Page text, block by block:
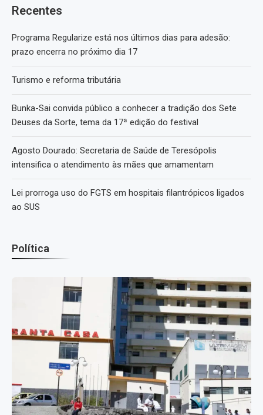
Recentes
Programa Regularize está nos últimos dias para adesão:
prazo encerra no próximo dia 17
Turismo e reforma tributária
Bunka-Sai convida público a conhecer a tradição dos Sete
Deuses da Sorte, tema da 17ª edição do festival
Agosto Dourado: Secretaria de Saúde de Teresópolis
intensifica o atendimento às mães que amamentam
Lei prorroga uso do FGTS em hospitais filantrópicos ligados
ao SUS
Política